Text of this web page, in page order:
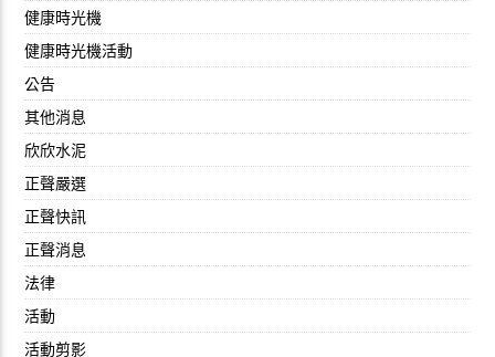
健康時光機
健康時光機活動
公告
其他消息
欣欣水泥
正聲嚴選
正聲快訊
正聲消息
法律
活動
活動剪影